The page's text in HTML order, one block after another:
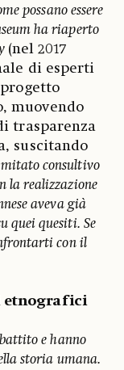
possano essere
ha riaperto
(nel 2017
di esperti
muovendo
trasparenza
suscitando
consultivo
la realizzazione
aveva già
quei quesiti. Se
con il
etnografici
e hanno
storia umana.